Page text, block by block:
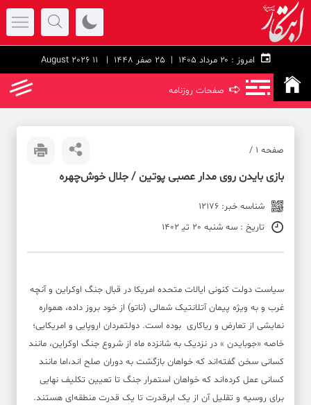
امروز : 25 صفر 1448 | 11 August 2026
➪ صفحات روزنامه
صفحه ۱ /
بازی بایدن روی مدار عصبی پوتین ‪/‬ جلال خوش‌‌چهره
شناسه خبر: 12176
تاریخ : سه شنبه 20 تی‍ 1402
سیاست دولت کنونی ایالات متحده امریکا در قبال جنگ اوکراین و آنچه
غرب و به ویژه پیمان آتلانتیک شمالی (ناتو) از خود بروز داده، همواره
نمایشی از تعارض‌ و ریاکاری بوده است. دولتمردان اروپایی و امریکایی؛
خاصه «جوبایدن » در نزدیک به شانزده ماه از شروع جنگ اوکراین، مانند
کسانی سخن گفته‌اند که خواهان بازگشت به دوران صلح اند،اما مانند
کسانی عمل کرده‌اند که خواهان استمرار جنگ تا تعیین تکلیف نهایی
برای روسیه و تقلیل آن از یک ابرقدرت تا یک قدرت منطقه‌ای هستند.